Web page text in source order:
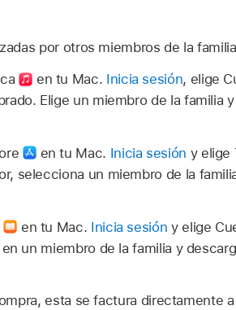
por otros miembros de la
en tu Mac. Inicia sesión, elige
Elige un miembro de la familia
en tu Mac. Inicia sesión y elige
selecciona un miembro de la
en tu Mac. Inicia sesión y elige
un miembro de la familia y
esta se factura directamente